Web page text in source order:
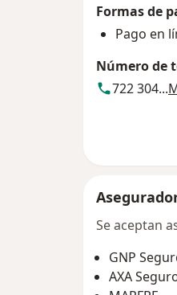
Formas de
Pago en
Número de
722 304...
Se aceptan
GNP
AXA